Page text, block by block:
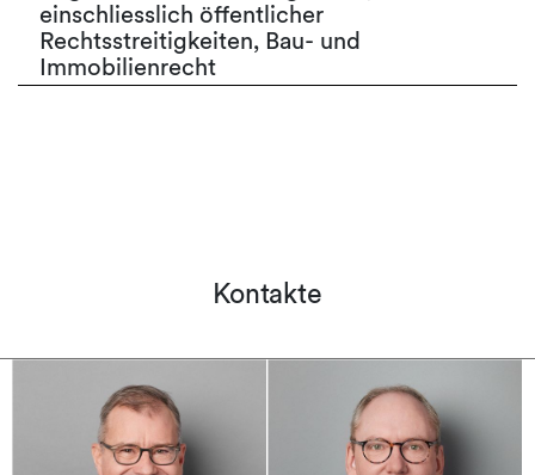
einschliesslich öffentlicher
Rechtsstreitigkeiten, Bau- und
Immobilienrecht
Kontakte